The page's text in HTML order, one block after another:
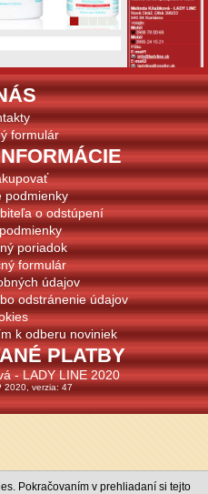
formulár
podmienky
o odstúpení
poriadok
formulár
údajov
odstránenie údajov
k odberu noviniek
PLATBY
- LADY LINE 2020
2020, verzia: 47
Pokračovaním v prehliadaní si tejto